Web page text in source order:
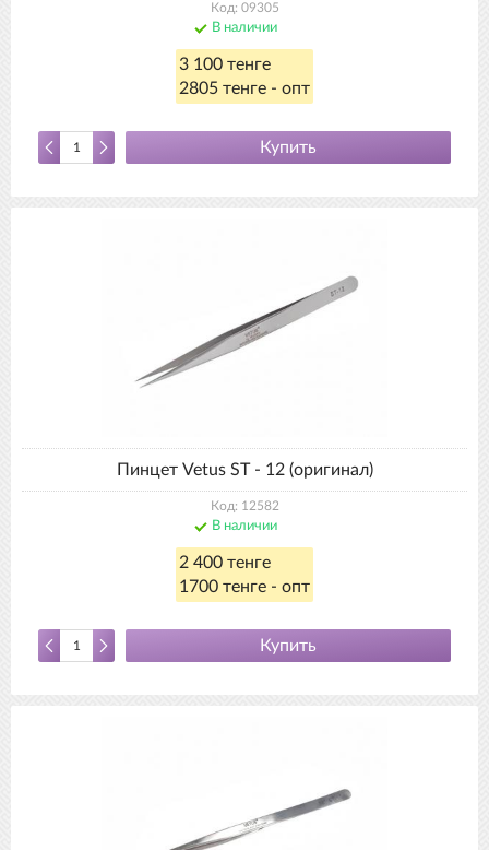
Код: 09305
В наличии
3 100 тенге
2805 тенге - опт
Купить
Пинцет Vetus ST - 12 (оригинал)
Код: 12582
В наличии
2 400 тенге
1700 тенге - опт
Купить